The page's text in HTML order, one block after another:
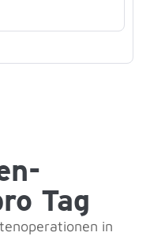
Tag
in